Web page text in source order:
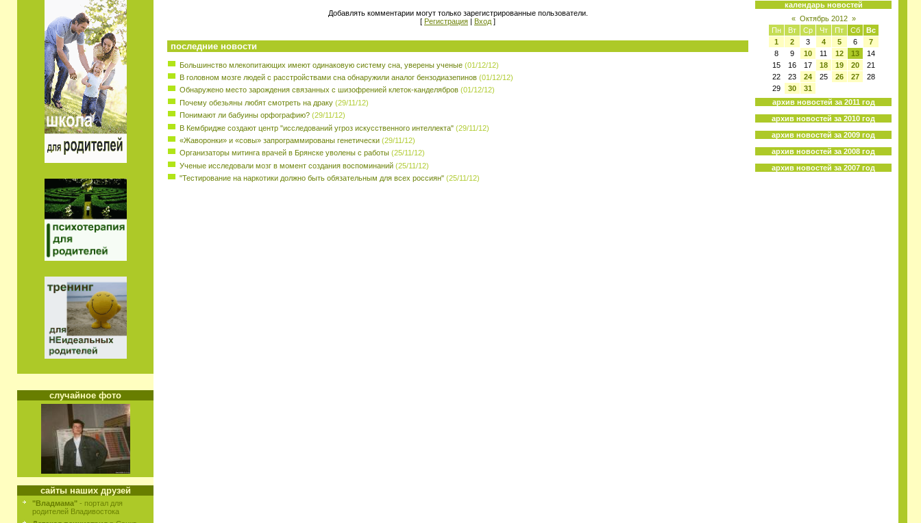
случайное фото
сайты наших друзей
"Владмама" - портал для
родителей Владивостока
Добавлять комментарии могут только зарегистрированные пользователи.
[ Регистрация | Вход ]
последние новости
Большинство млекопитающих имеют одинаковую систему сна, уверены ученые (01/12/12)
В головном мозге людей с расстройствами сна обнаружили аналог бензодиазепинов (01/12/12)
Обнаружено место зарождения связанных с шизофренией клеток-канделябров (01/12/12)
Почему обезьяны любят смотреть на драку (29/11/12)
Понимают ли бабуины орфографию? (29/11/12)
В Кембридже создают центр "исследований угроз искусственного интеллекта" (29/11/12)
«Жаворонки» и «совы» запрограммированы генетически (29/11/12)
Организаторы митинга врачей в Брянске уволены с работы (25/11/12)
Ученые исследовали мозг в момент создания воспоминаний (25/11/12)
"Тестирование на наркотики должно быть обязательным для всех россиян" (25/11/12)
календарь новостей
« Октябрь 2012 »
Пн
Вт Ср Чт Пт Сб
Вс
1
2 3 4 5 6
7
8
9 10 11 12 13
14
15
16 17 18 19 20
21
22
23 24 25 26 27
28
29
30
31
архив новостей за 2011 год
архив новостей за 2010 год
архив новостей за 2009 год
архив новостей за 2008 год
архив новостей за 2007 год